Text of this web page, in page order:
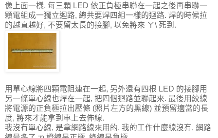
像上面一樣, 每三顆 LED 依正負極串聯在一起之後再串聯一
顆電組成一獨立迴路, 總共要焊四組一樣的迴路. 焊的時候拉
的越直越好, 不要留太長的接腳, 以免將來 ㄚ\ 死到.
用單心線將四顆電阻連在一起, 另外還有四根 LED 的接腳用
另一條單心線也焊在一起, 把四個迴路並聯起來. 最後用絞線
將電源的正負極拉出壓條 (照片左方的黑線) 並預留適當的長
度, 將來才能拿到車上去佈線.
我沒有單心線, 是拿網路線來用的, 我的工作什麼線沒有, 網路